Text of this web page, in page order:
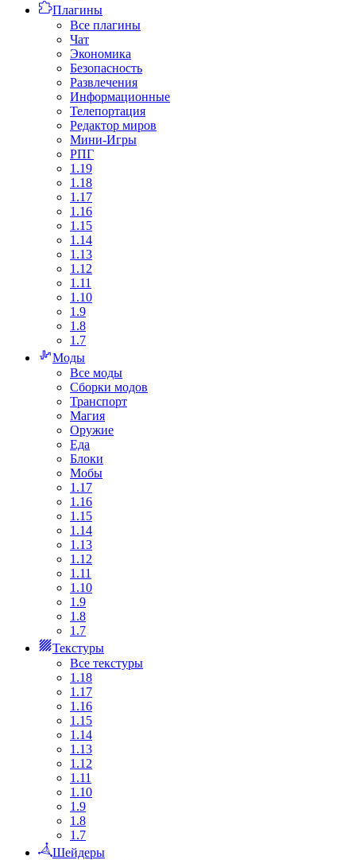
Плагины
Все плагины
Чат
Экономика
Безопасность
Развлечения
Информационные
Телепортация
Редактор миров
Мини-Игры
РПГ
1.19
1.18
1.17
1.16
1.15
1.14
1.13
1.12
1.11
1.10
1.9
1.8
1.7
Моды
Все моды
Сборки модов
Транспорт
Магия
Оружие
Еда
Блоки
Мобы
1.17
1.16
1.15
1.14
1.13
1.12
1.11
1.10
1.9
1.8
1.7
Текстуры
Все текстуры
1.18
1.17
1.16
1.15
1.14
1.13
1.12
1.11
1.10
1.9
1.8
1.7
Шейдеры